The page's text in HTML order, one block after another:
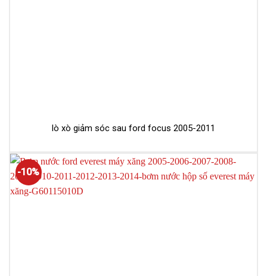
lò xò giảm sóc sau ford focus 2005-2011
-10%